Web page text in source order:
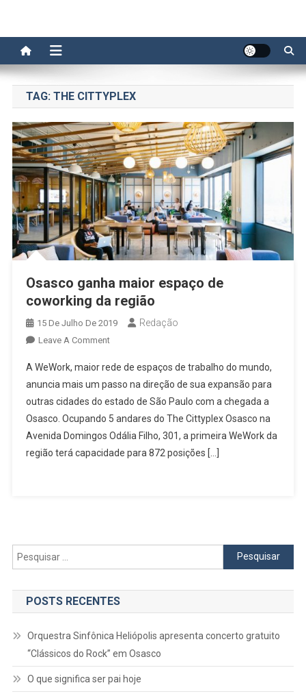
TAG: THE CITTYPLEX
Osasco ganha maior espaço de
coworking da região
15 De Julho De 2019 Redação
Leave A CommentOn
Ganha
Maior
Espaço
De
Coworking
Da
A WeWork, maior rede de espaços de trabalho do mundo,
anuncia mais um passo na direção de sua expansão para
outras cidades do estado de São Paulo com a chegada a
Osasco. Ocupando 5 andares do The Cittyplex Osasco na
Avenida Domingos Odália Filho, 301, a primeira WeWork da
região terá capacidade para 872 posições […]
Pesquisar
por:
POSTS RECENTES
Orquestra Sinfônica Heliópolis apresenta concerto gratuito
“Clássicos do Rock” em Osasco
O que significa ser pai hoje